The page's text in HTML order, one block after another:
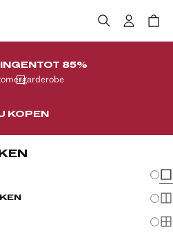
TOT 85%
KOPEN